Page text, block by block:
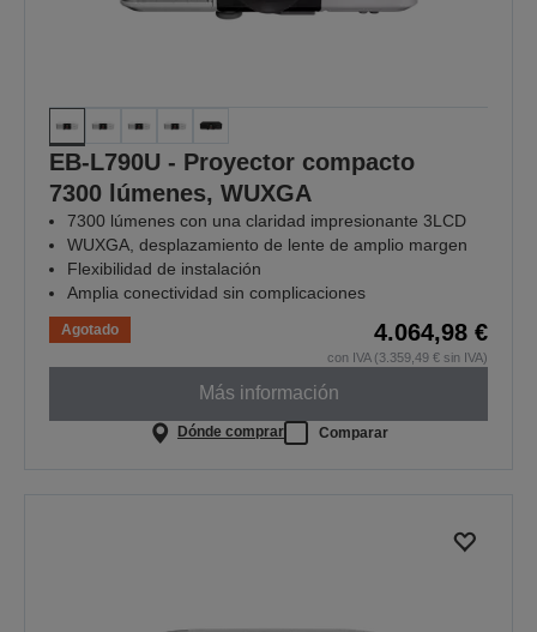
EB-L790U - Proyector compacto
7300 lúmenes, WUXGA
7300 lúmenes con una claridad impresionante 3LCD
WUXGA, desplazamiento de lente de amplio margen
Flexibilidad de instalación
Amplia conectividad sin complicaciones
Agotado 4.064,98 €
con IVA (3.359,49 € sin IVA)
Más información
Dónde comprar Comparar